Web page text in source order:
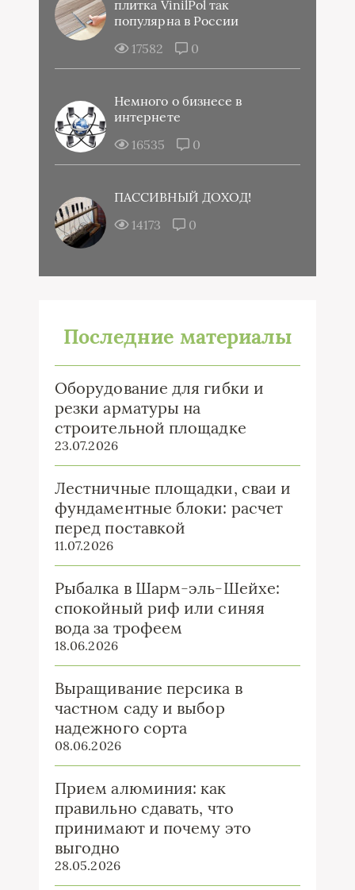
плитка VinilPol так
популярна в России
17582
0
Немного о бизнесе в
интернете
16535
0
ПАССИВНЫЙ ДОХОД!
14173
0
Последние материалы
Оборудование для гибки и
резки арматуры на
строительной площадке
23.07.2026
Лестничные площадки, сваи и
фундаментные блоки: расчет
перед поставкой
11.07.2026
Рыбалка в Шарм-эль-Шейхе:
спокойный риф или синяя
вода за трофеем
18.06.2026
Выращивание персика в
частном саду и выбор
надежного сорта
08.06.2026
Прием алюминия: как
правильно сдавать, что
принимают и почему это
выгодно
28.05.2026